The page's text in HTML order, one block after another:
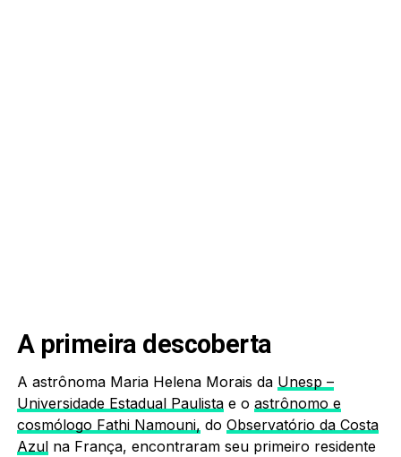
A primeira descoberta
A astrônoma Maria Helena Morais da Unesp –
Universidade Estadual Paulistae o astrônomo e
cosmólogo Fathi Namouni, do Observatório da Costa
Azulna França, encontraram seu primeiro residente